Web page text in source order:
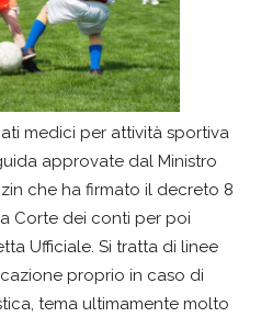
medici per attività sportiva
approvate dal Ministro
che ha firmato il decreto 8
Corte dei conti per poi
Ufficiale. Si tratta di linee
proprio in caso di
tema ultimamente molto